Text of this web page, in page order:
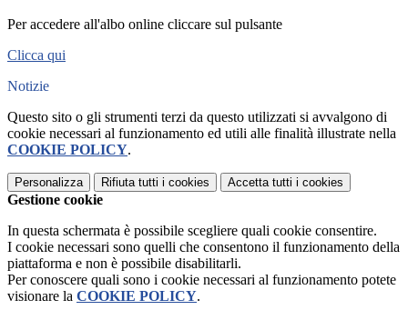
Per accedere all'albo online cliccare sul pulsante
Clicca qui
Notizie
Questo sito o gli strumenti terzi da questo utilizzati si avvalgono di
cookie necessari al funzionamento ed utili alle finalità illustrate nella
COOKIE POLICY.
Personalizza Rifiuta tutti i cookies Accetta tutti i cookies
Gestione cookie
In questa schermata è possibile scegliere quali cookie consentire.
I cookie necessari sono quelli che consentono il funzionamento della
piattaforma e non è possibile disabilitarli.
Per conoscere quali sono i cookie necessari al funzionamento potete
visionare la COOKIE POLICY.